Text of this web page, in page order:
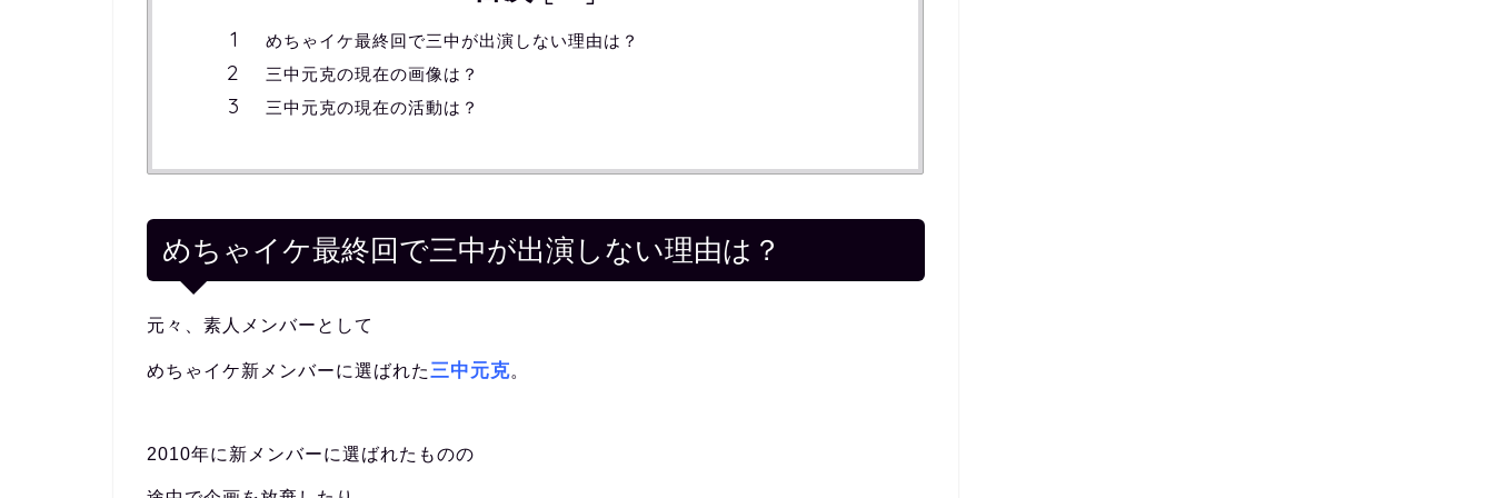
めちゃイケ最終回で三中が出演しない理由は？
三中元克の現在の画像は？
三中元克の現在の活動は？
めちゃイケ最終回で三中が出演しない理由は？
元々、素人メンバーとして
めちゃイケ新メンバーに選ばれた三中元克。
2010年に新メンバーに選ばれたものの